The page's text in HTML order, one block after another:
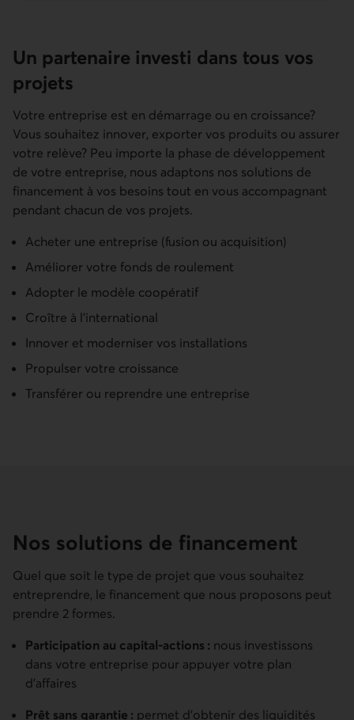
Un partenaire investi dans tous vos
projets
Votre entreprise est en démarrage ou en croissance?
Vous souhaitez innover, exporter vos produits ou assurer
votre relève? Peu importe la phase de développement
de votre entreprise, nous adaptons nos solutions de
financement à vos besoins tout en vous accompagnant
pendant chacun de vos projets.
Acheter une entreprise (fusion ou acquisition)
Améliorer votre fonds de roulement
Adopter le modèle coopératif
Croître à l’international
Innover et moderniser vos installations
Propulser votre croissance
Transférer ou reprendre une entreprise
Nos solutions de financement
Quel que soit le type de projet que vous souhaitez
entreprendre, le financement que nous proposons peut
prendre 2 formes.
Participation au capital-actions : nous investissons
dans votre entreprise pour appuyer votre plan
d’affaires
Prêt sans garantie : permet d’obtenir des liquidités